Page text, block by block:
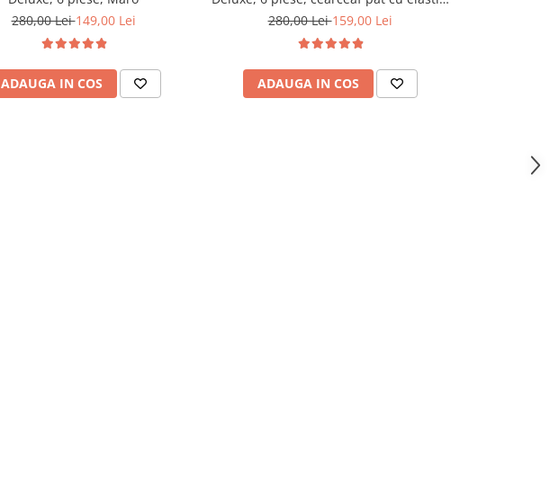
280,00 Lei149,00 Lei
ADAUGA IN COS
Gri Inchis
280,00 Lei159,00 Lei
ADAUGA IN COS